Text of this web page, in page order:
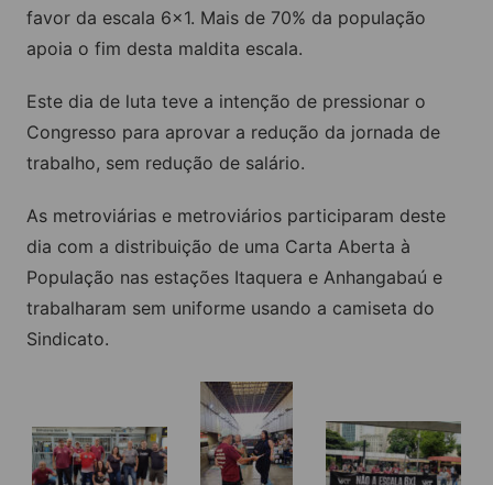
favor da escala 6×1. Mais de 70% da população
apoia o fim desta maldita escala.
Este dia de luta teve a intenção de pressionar o
Congresso para aprovar a redução da jornada de
trabalho, sem redução de salário.
As metroviárias e metroviários participaram deste
dia com a distribuição de uma Carta Aberta à
População nas estações Itaquera e Anhangabaú e
trabalharam sem uniforme usando a camiseta do
Sindicato.